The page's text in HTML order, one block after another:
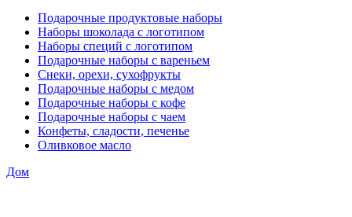
Подарочные продуктовые наборы
Наборы шоколада с логотипом
Наборы специй с логотипом
Подарочные наборы с вареньем
Снеки, орехи, сухофрукты
Подарочные наборы с медом
Подарочные наборы с кофе
Подарочные наборы с чаем
Конфеты, сладости, печенье
Оливковое масло
Дом